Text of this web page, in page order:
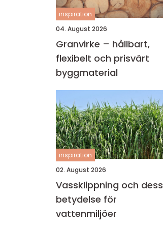
inspiration
04. August 2026
Granvirke – hållbart,
flexibelt och prisvärt
byggmaterial
inspiration
02. August 2026
Vassklippning och dess
betydelse för
vattenmiljöer